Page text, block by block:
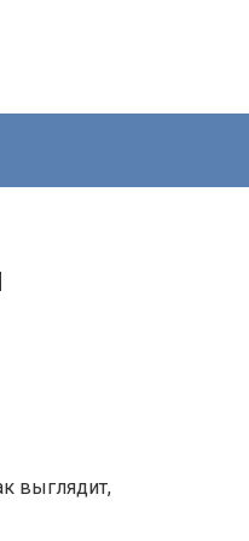
выглядит,